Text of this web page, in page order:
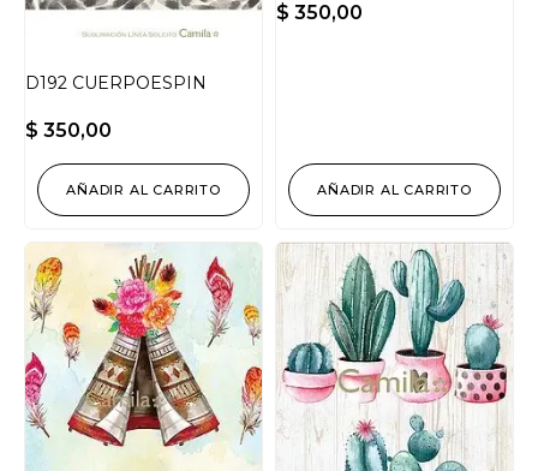
D192 CUERPOESPIN
$ 350,00
AÑADIR AL CARRITO
$ 350,00
AÑADIR AL CARRITO